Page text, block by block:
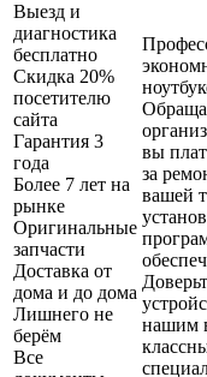
Выезд и
диагностика
бесплатно
Скидка 20%
посетителю
сайта
Гарантия 3
года
Более 7 лет на
рынке
Оригинальные
запчасти
Доставка от
дома и до дома
Лишнего не
берём
Все
вы
за
вашей
нашим